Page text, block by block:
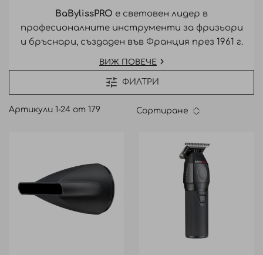
BaBylissPRO е световен лидер в
професионалните инструменти за фризьори
и бръснари, създаден във Франция през 1961 г.
от професионални стилисти. С повече от 60
години иновации брандът задава
стандартите в индустрията с
тримери, преси и стилизиращи
ежедневна употреба. Благодарение на
Nano Titanium™, мощни
дигитални мотори и ергономичен дизайн,
BaBylissPRO е предпочитан избор на
професионалисти по цял свят – от водещи
салони и барбершопове до модни подиуми и
ВИЖ ПОВЕЧЕ
ФИЛТРИ
Артикули 1-24 от 179 Сортиране